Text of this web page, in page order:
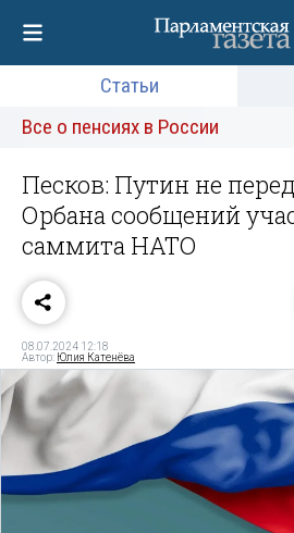
Статьи
Все о пенсиях в России
Песков: Путин не
Орбана сообщений
саммита НАТО
08.07.2024 12:18
Автор: Юлия Катенёва